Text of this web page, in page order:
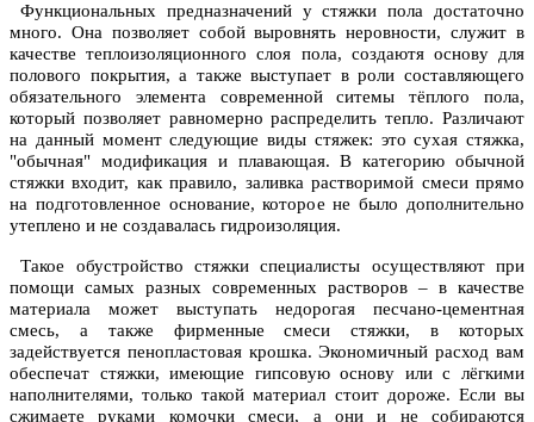
Функциональных предназначений у стяжки пола достаточно
много. Она позволяет собой выровнять неровности, служит в
качестве теплоизоляционного слоя пола, создаютя основу для
полового покрытия, а также выступает в роли составляющего
обязательного элемента современной ситемы тёплого пола,
который позволяет равномерно распределить тепло. Различают
на данный момент следующие виды стяжек: это сухая стяжка,
"обычная" модификация и плавающая. В категорию обычной
стяжки входит, как правило, заливка растворимой смеси прямо
на подготовленное основание, которое не было дополнительно
утеплено и не создавалась гидроизоляция.
Такое обустройство стяжки специалисты осуществляют при
помощи самых разных современных растворов – в качестве
материала может выступать недорогая песчано-цементная
смесь, а также фирменные смеси стяжки, в которых
задействуется пенопластовая крошка. Экономичный расход вам
обеспечат стяжки, имеющие гипсовую основу или с лёгкими
наполнителями, только такой материал стоит дороже. Если вы
сжимаете руками комочки смеси, а они и не собираются